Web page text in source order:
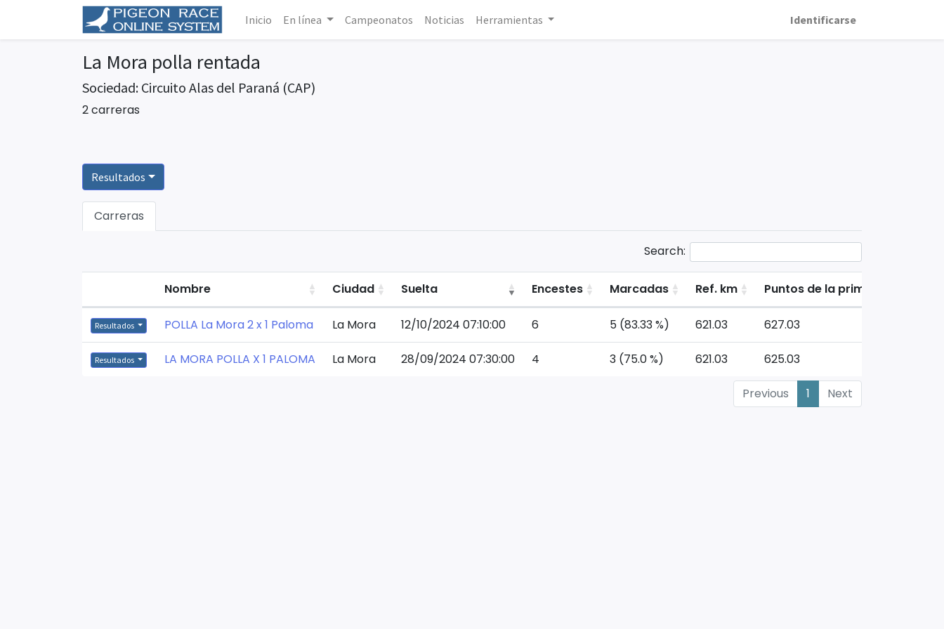
Inicio En línea Campeonatos Noticias Herramientas Identificarse
La Mora polla rentada
Sociedad: Circuito Alas del Paraná (CAP)
2 carreras
Resultados
Carreras
Search:
Nombre Ciudad Suelta Encestes Marcadas Ref. km Puntos de la primera
Resultados POLLA La Mora 2 x 1 Paloma La Mora 12/10/2024 07:10:00 6 5 (83.33 %) 621.03 627.03
Resultados LA MORA POLLA X 1 PALOMA La Mora 28/09/2024 07:30:00 4 3 (75.0 %) 621.03 625.03
Previous 1 Next